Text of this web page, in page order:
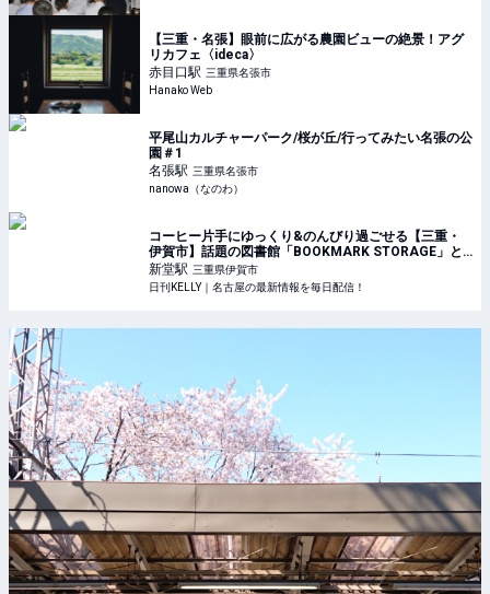
【三重・名張】眼前に広がる農園ビューの絶景！アグ
リカフェ〈ideca〉
赤目口駅 三重県名張市
Hanako Web
平尾山カルチャーパーク/桜が丘/行ってみたい名張の公
園＃1
名張駅 三重県名張市
nanowa（なのわ）
コーヒー片手にゆっくり&のんびり過ごせる【三重・
伊賀市】話題の図書館「BOOKMARK STORAGE」と
周辺スポット | 日刊KELLY｜名古屋の最新情報を毎日配
信！
新堂駅 三重県伊賀市
日刊KELLY｜名古屋の最新情報を毎日配信！